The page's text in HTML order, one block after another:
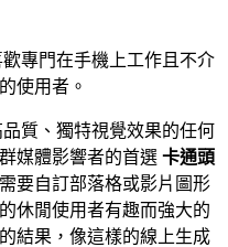
專門在手機上工作且不介
使用者。
質、獨特視覺效果的任何
媒體影響者的首選 卡通頭
要自訂部落格或影片圖形
休閒使用者有趣而強大的
結果，像這樣的線上生成